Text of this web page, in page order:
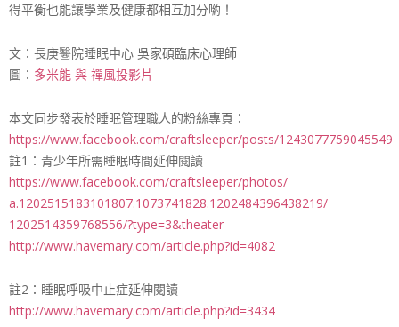
得平衡也能讓學業及健康都相互加分喲！
文：長庚醫院睡眠中心 吳家碩臨床心理師
圖： 多米能 與 禪風投影片
本文同步發表於睡眠管理職人的粉絲專頁：
https://www.facebook.com/craftsleeper/posts/1243077759045549
註1：青少年所需睡眠時間延伸閱讀
https://www.facebook.com/craftsleeper/photos/
a.1202515183101807.1073741828.1202484396438219/
1202514359768556/?type=3&theater
http://www.havemary.com/article.php?id=4082
註2：睡眠呼吸中止症延伸閱讀
http://www.havemary.com/article.php?id=3434